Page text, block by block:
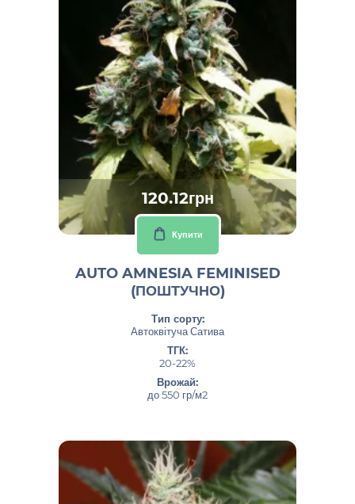
120.12грн
Купити
AUTO AMNESIA FEMINISED
(ПОШТУЧНО)
Тип сорту:
Автоквітуча Сатива
ТГК:
20-22%
Врожай:
до 550 гр/м2